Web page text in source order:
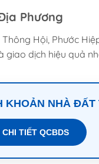
Phương
Hội, Phước
giao dịch hiệu quả
KHOẢN NHÀ ĐẤT
CHI TIẾT QCBDS